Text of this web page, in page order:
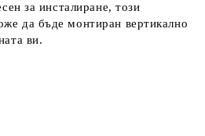
за инсталиране, този
да бъде монтиран вертикално
ви.